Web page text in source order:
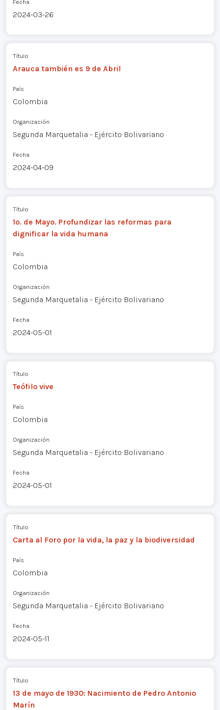
Fecha
2024-03-26
Título
Arauca también es 9 de Abril
País
Colombia
Organización
Segunda Marquetalia - Ejército Bolivariano
Fecha
2024-04-09
Título
1o. de Mayo. Profundizar las reformas para
dignificar la vida humana
País
Colombia
Organización
Segunda Marquetalia - Ejército Bolivariano
Fecha
2024-05-01
Título
Teófilo vive
País
Colombia
Organización
Segunda Marquetalia - Ejército Bolivariano
Fecha
2024-05-01
Título
Carta al Foro por la vida, la paz y la biodiversidad
País
Colombia
Organización
Segunda Marquetalia - Ejército Bolivariano
Fecha
2024-05-11
Título
13 de mayo de 1930: Nacimiento de Pedro Antonio
Marín